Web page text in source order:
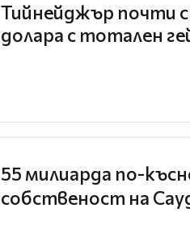
Тийнейджър почти
долара с тотален
55 милиарда по-
собственост на